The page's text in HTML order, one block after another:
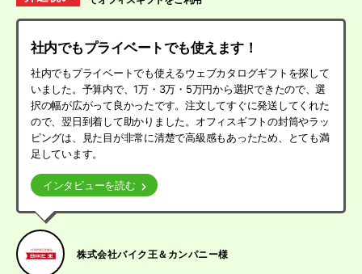
社内でもプライベートでも使えます！
社内でもプライベートでも使えるウェブカタログギフトを探して
いました。予算内で、1万・3万・5万円から選択できたので、選
択の幅が広がって良かったです。注文してすぐに発送してくれた
ので、翌日到着して助かりました。オフィスギフトの封筒やラッ
ピングは、見た目が非常に清楚で高級感もあったため、とても満
足しています。
インタビューを読む
株式会社バイク王＆カンパニー様